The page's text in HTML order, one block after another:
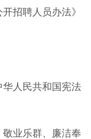
招聘人员办法》
华人民共和国宪法
敬业乐群、廉洁奉